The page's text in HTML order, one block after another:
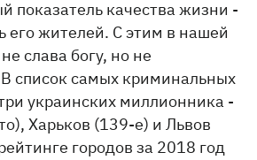
показатель качества жизни -
его жителей. С этим в нашей
слава богу, но не
список самых криминальных
украинских миллионника -
Харьков (139-е) и Львов
городов за 2018 год